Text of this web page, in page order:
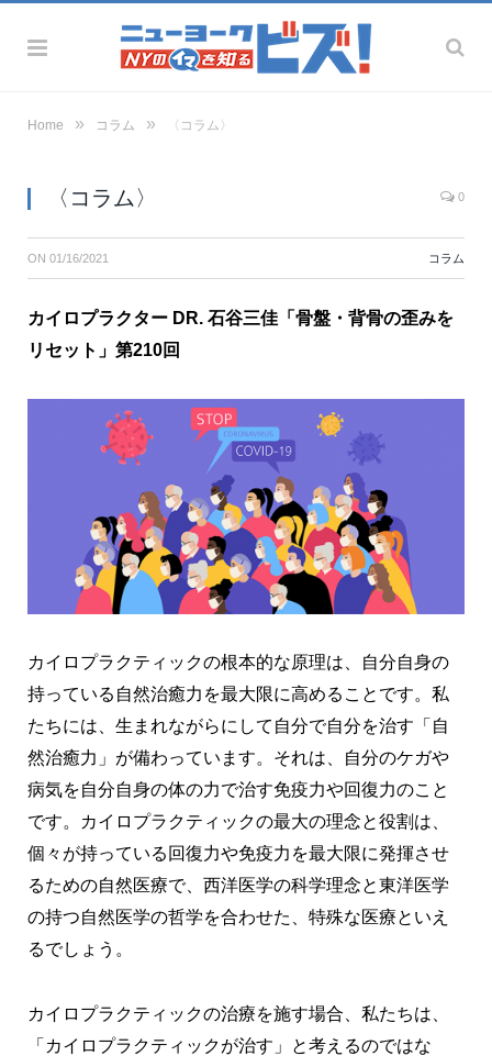
Home » コラム » 〈コラム〉
〈コラム〉 0
ON 01/16/2021 コラム
カイロプラクター DR. 石谷三佳「骨盤・背骨の歪みを
リセット」第210回
カイロプラクティックの根本的な原理は、自分自身の
持っている自然治癒力を最大限に高めることです。私
たちには、生まれながらにして自分で自分を治す「自
然治癒力」が備わっています。それは、自分のケガや
病気を自分自身の体の力で治す免疫力や回復力のこと
です。カイロプラクティックの最大の理念と役割は、
個々が持っている回復力や免疫力を最大限に発揮させ
るための自然医療で、西洋医学の科学理念と東洋医学
の持つ自然医学の哲学を合わせた、特殊な医療といえ
るでしょう。
カイロプラクティックの治療を施す場合、私たちは、
「カイロプラクティックが治す」と考えるのではな